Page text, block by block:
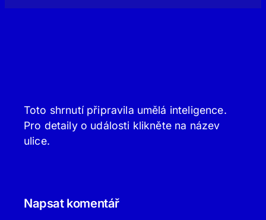
Toto shrnutí připravila umělá inteligence.
Pro detaily o události klikněte na název
ulice.
Napsat komentář